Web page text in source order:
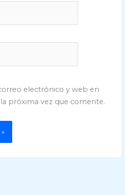
electrónico y web en
próxima vez que comente.